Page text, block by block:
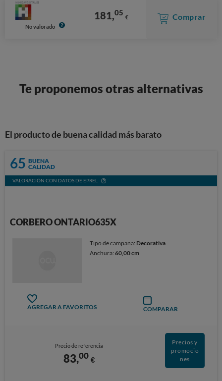
No valorado
181,05 € Comprar
Te proponemos otras alternativas
El producto de buena calidad más barato
65 BUENA
CALIDAD
VALORACIÓN CON DATOS DE EPREL
CORBERO ONTARIO635X
Tipo de campana: Decorativa
Anchura:60,00 cm
AGREGAR A FAVORITOS COMPARAR
Precio de referencia
83,00 €
Precios y
promocio
nes